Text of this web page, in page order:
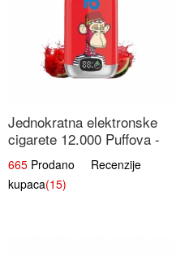
Jednokratna elektronske
cigarete 12.000 Puffova -
Lubenica Sladoled | Ljetna
Desertna Aroma
665 Prodano Recenzije
kupaca(15)